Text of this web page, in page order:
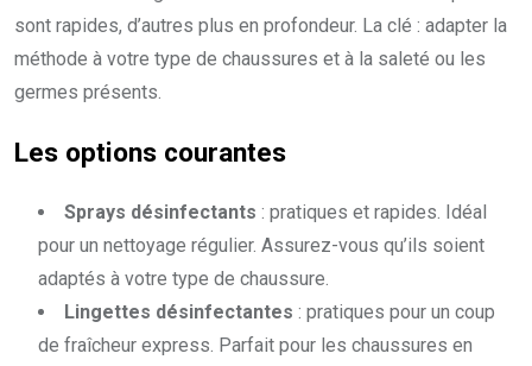
sont rapides, d’autres plus en profondeur. La clé : adapter la
méthode à votre type de chaussures et à la saleté ou les
germes présents.
Les options courantes
Sprays désinfectants : pratiques et rapides. Idéal
pour un nettoyage régulier. Assurez-vous qu’ils soient
adaptés à votre type de chaussure.
Lingettes désinfectantes : pratiques pour un coup
de fraîcheur express. Parfait pour les chaussures en